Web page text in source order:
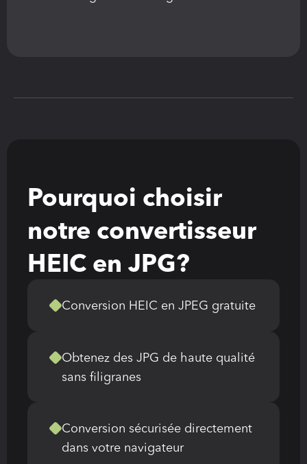
Pourquoi choisir
notre convertisseur
HEIC en JPG?
Conversion HEIC en JPEG gratuite
Obtenez des JPG de haute qualité
sans filigranes
Conversion sécurisée directement
dans votre navigateur